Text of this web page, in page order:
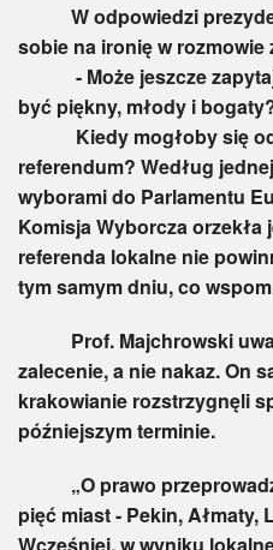
W odpowiedzi
sobie na ironię w rozmowie
- Może jeszcze
być piękny, młody i
Kiedy mogłoby się
referendum? Według
wyborami do Parlamentu
Komisja Wyborcza orzekła
referenda lokalne nie
tym samym dniu, co
Prof. Majchrowski
zalecenie, a nie nakaz. On
krakowianie rozstrzygnęli
późniejszym terminie.
„O prawo
pięć miast - Pekin, Ałmaty,
Wcześniej, w wyniku